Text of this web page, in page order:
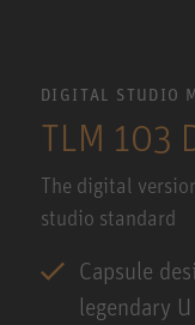
DIGITAL STUDIO
TLM 103
The digital
studio standard
Capsule
legendary